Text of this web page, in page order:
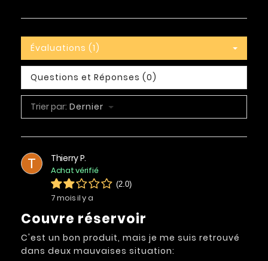
Évaluations (1)
Questions et Réponses (0)
Trier par: Dernier
T Thierry P.
Achat vérifié
(2.0)
7 mois il y a
Couvre réservoir
C'est un bon produit, mais je me suis retrouvé
dans deux mauvaises situation: